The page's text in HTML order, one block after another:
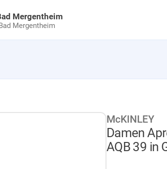
Mergentheim
Mergentheim
McKINLEY
Damen
AQB 39 in